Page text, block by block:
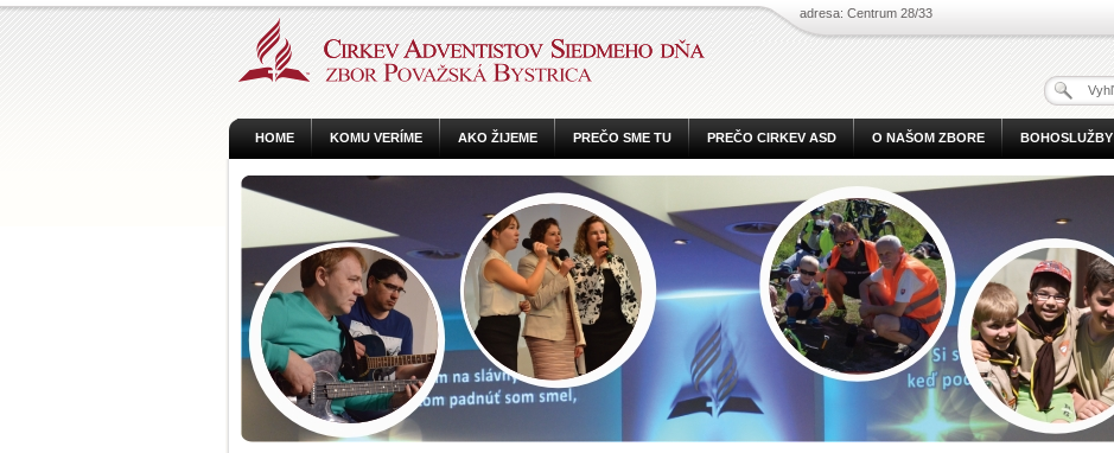
adresa: Centrum 28/33
HOME KOMU VERÍME AKO ŽIJEME PREČO SME TU PREČO CIRKEV ASD O NAŠOM ZBORE BOHOSLUŽBY